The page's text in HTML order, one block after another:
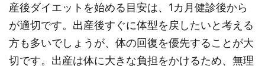
産後ダイエットを始める目安は、1カ月健診後から
が適切です。出産後すぐに体型を戻したいと考える
方も多いでしょうが、体の回復を優先することが大
切です。出産は体に大きな負担をかけるため、無理